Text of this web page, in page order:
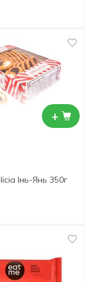
+
Інь-Янь 350г